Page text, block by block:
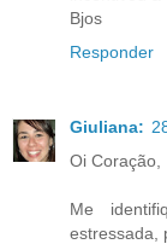
Bjos
Responder
Giuliana:
Oi Coração,
Me
estressada,